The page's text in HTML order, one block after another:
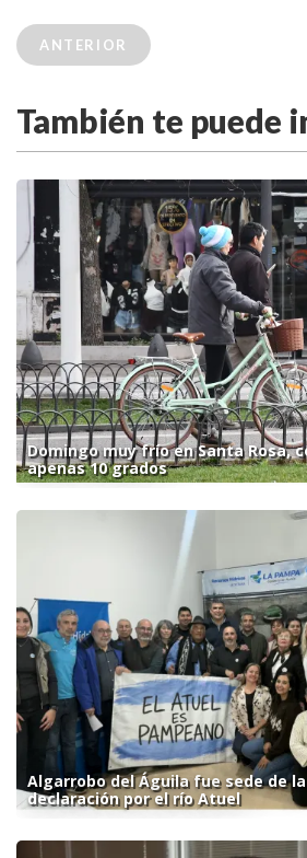
ANTERIOR
También te puede
Domingo muy frío en Santa Rosa,
apenas 10 grados
Algarrobo del Águila fue sede de
declaración por el río Atuel